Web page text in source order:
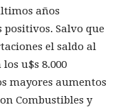
años
Salvo que
el saldo al
u$s 8.000
mayores aumentos
Combustibles y